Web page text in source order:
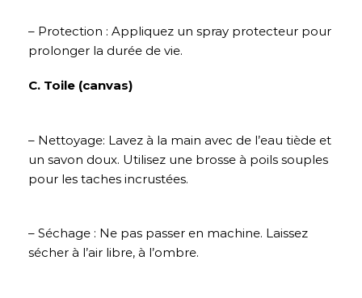
– Protection : Appliquez un spray protecteur pour
prolonger la durée de vie.
C. Toile (canvas)
– Nettoyage: Lavez à la main avec de l’eau tiède et
un savon doux. Utilisez une brosse à poils souples
pour les taches incrustées.
– Séchage : Ne pas passer en machine. Laissez
sécher à l’air libre, à l’ombre.